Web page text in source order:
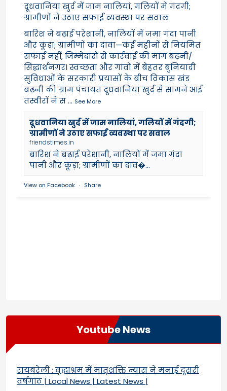
दूधवानिया खुर्द में जाम नालियां, गलियों में गंदगी;
ग्रामीणों ने उठाए सफाई व्यवस्था पर सवाल
बारिश ने बढ़ाई परेशानी, नालियों में जमा गंदा पानी
और कूड़ा; ग्रामीणों का दावा—कई महीनों से नियमित
सफाई नहीं, जिम्मेदारों से कार्रवाई की मांग बढ़नी/
सिद्धार्थनगर। स्वच्छता और गांवों में बेहतर बुनियादी
सुविधाओं के सरकारी प्रयासों के बीच विकास खंड
बढ़नी की ग्राम पंचायत दूधवानिया खुर्द से सामने आई
तस्वीरों ने स... See More
दूधवानिया खुर्द में जाम नालियां, गलियों में गंदगी;
ग्रामीणों ने उठाए सफाई व्यवस्था पर सवाल
friendstimes.in
बारिश ने बढ़ाई परेशानी, नालियों में जमा गंदा
पानी और कूड़ा; ग्रामीणों का दाव�...
View on Facebook · Share
Youtube News
रायबरेली : वृद्धाश्रम में मातृशक्ति न्यास ने मनाई दूसरी
वर्षगांठ | Local News | Latest News |